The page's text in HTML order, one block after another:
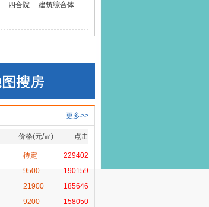
四合院
建筑综合体
更多>>
价格(元/㎡) 点击
待定
229402
9500
190159
21900
185646
9200 158050